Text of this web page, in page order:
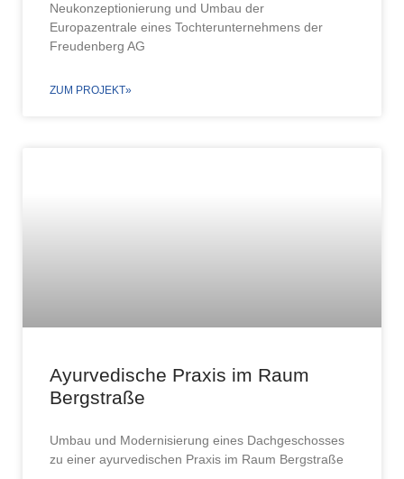
Neukonzeptionierung und Umbau der
Europazentrale eines Tochterunternehmens der
Freudenberg AG
ZUM PROJEKT»
Ayurvedische Praxis im Raum
Bergstraße
Umbau und Modernisierung eines Dachgeschosses
zu einer ayurvedischen Praxis im Raum Bergstraße